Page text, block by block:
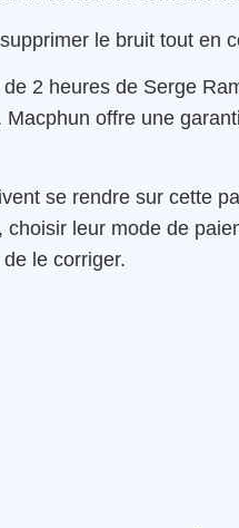
le bruit tout en
2 heures de Serge
offre une
se rendre sur cette
leur mode de
le corriger.